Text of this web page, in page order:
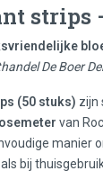
strips
De Boer
(50 stuks) zijn
van
manier
bij